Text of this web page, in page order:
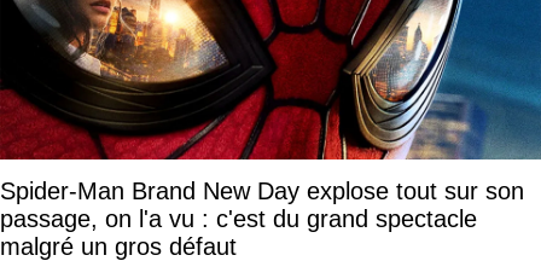
Spider-Man Brand New Day explose tout sur son
passage, on l'a vu : c'est du grand spectacle
malgré un gros défaut